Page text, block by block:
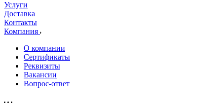
Услуги
Доставка
Контакты
Компания
О компании
Сертификаты
Реквизиты
Вакансии
Вопрос-ответ